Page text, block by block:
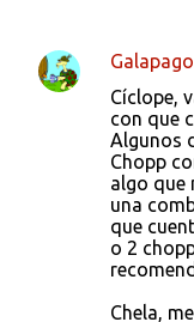
Cíclope,
con que
Algunos
Chopp
algo que
una
que
o 2
Chela,